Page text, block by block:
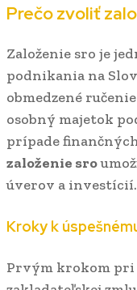
Prečo zvoliť
Založenie sro je
podnikania na
obmedzené
osobný majetok
prípade
založenie sro
úverov a investícií.
Kroky k
Prvým krokom pri